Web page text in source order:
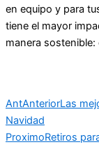
en equipo y para
tiene el mayor
manera
AntAnteriorLas
Navidad
ProximoRetiros